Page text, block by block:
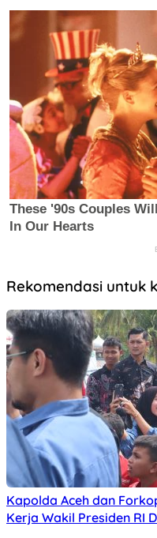
Rekomendasi untuk
Kapolda Aceh dan
Kerja Wakil Presiden RI